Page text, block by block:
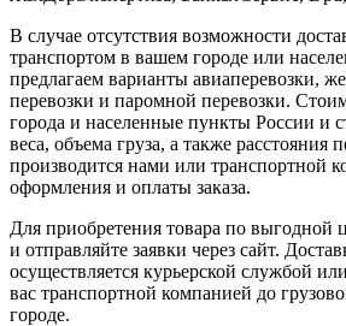
В случае отсутствия возможности
транспортом в вашем городе или
предлагаем варианты авиаперевозки,
перевозки и паромной перевозки.
города и населенные пункты России и
веса, объема груза, а также расстояния
производится нами или транспортной
оформления и оплаты заказа.
Для приобретения товара по выгодной
и отправляйте заявки через сайт.
осуществляется курьерской службой
вас транспортной компанией до
городе.